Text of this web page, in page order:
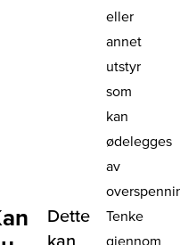
eller
annet
utstyr
som
kan
ødelegges
av
Dette
kan
Tenke
gjennom